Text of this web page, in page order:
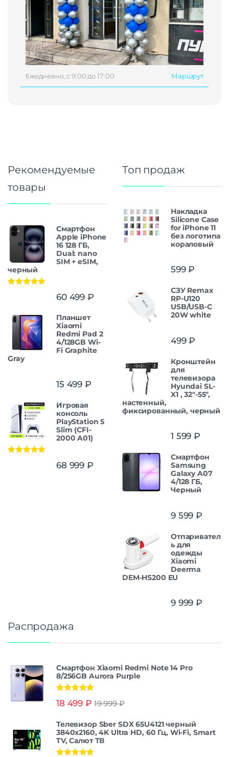
Ежедневно, с 9:00 до 17:00 Маршрут
Рекомендуемые
товары
Смартфон
Apple iPhone
16 128 ГБ,
Dual: nano
SIM + eSIM,
черный
60 499 ₽
Планшет
Xiaomi
Redmi Pad 2
4/128GB Wi-
Fi Graphite
Gray
15 499 ₽
Игровая
консоль
PlayStation 5
Slim (CFI-
2000 A01)
68 999 ₽
Топ продаж
Накладка
Silicone Case
for iPhone 11
без логотипа
кораловый
599₽
СЗУ Remax
RP-U120
USB/USB-C
20W white
499₽
Кронштейн
для
телевизора
Hyundai SL-
X1 , 32"-55",
настенный,
фиксированный, черный
1 599 ₽
Смартфон
Samsung
Galaxy A07
4/128 ГБ,
Черный
9 599 ₽
Отпаривател
ь для
одежды
Xiaomi
Deerma
DEM-HS200 EU
9 999 ₽
Распродажа
Смартфон Xiaomi Redmi Note 14 Pro
8/256GB Aurora Purple
из 5
18 499 ₽ 19 999₽
Телевизор Sber SDX 65U4121 черный
3840x2160, 4K Ultra HD, 60 Гц, Wi-Fi, Smart
TV, Салют ТВ